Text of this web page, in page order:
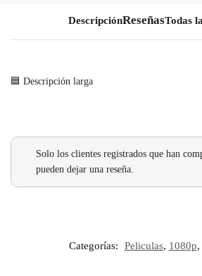
Descripción Todas
🟦 Descripción larga
Solo los clientes registrados que han
pueden dejar una reseña.
Categorías: Peliculas, 1080p,